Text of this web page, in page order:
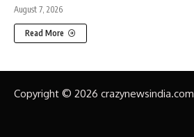
August 7, 2026
Read More
Copyright © 2026 crazynewsindia.com